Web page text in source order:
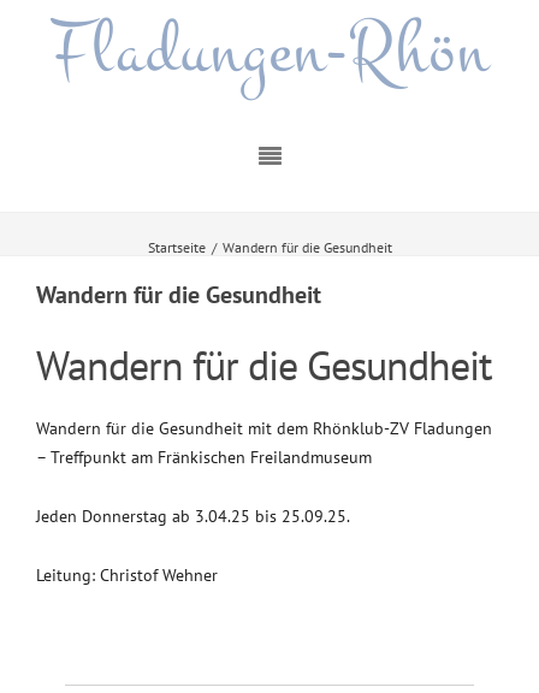
Fladungen-Rhön
Startseite / Wandern für die Gesundheit
Wandern für die Gesundheit
Wandern für die Gesundheit
Wandern für die Gesundheit mit dem Rhönklub-ZV Fladungen
– Treffpunkt am Fränkischen Freilandmuseum
Jeden Donnerstag ab 3.04.25 bis 25.09.25.
Leitung: Christof Wehner